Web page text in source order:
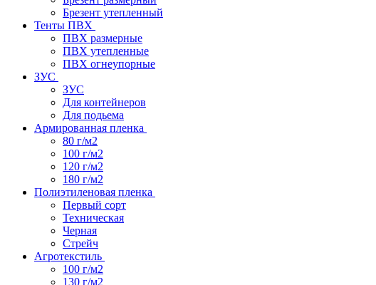
Брезент утепленный
Тенты ПВХ
ПВХ размерные
ПВХ утепленные
ПВХ огнеупорные
ЗУС
ЗУС
Для контейнеров
Для подьема
Армированная пленка
80 г/м2
100 г/м2
120 г/м2
180 г/м2
Полиэтиленовая пленка
Первый сорт
Техническая
Черная
Стрейч
Агротекстиль
100 г/м2
130 г/м2